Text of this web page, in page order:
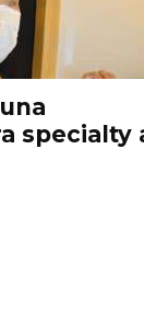
specialty